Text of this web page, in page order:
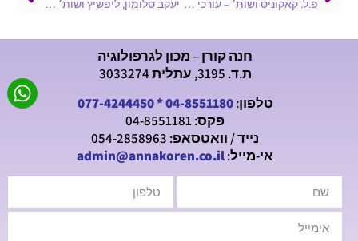
פ.ל. קאקוניס ושות׳ – עורכי דין – פברואר 1997 יעקב סלומון, ליפשיץ ושות׳ – עורכי דין ונוטריונים – ינואר 1992
חנה קורן – מכון לגרפולוגיה
ת.ד. 3195, עתלית 3033274
טלפון:04-8551180
*
077-4244450
פקס: 04-8551181
נייד / וואטסאפ: 054-2858963
אי-מייל:admin@annakoren.co.il